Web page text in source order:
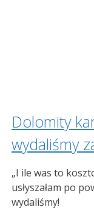
Dolomity
wydaliśmy
„I ile was to
usłyszałam po
wydaliśmy!